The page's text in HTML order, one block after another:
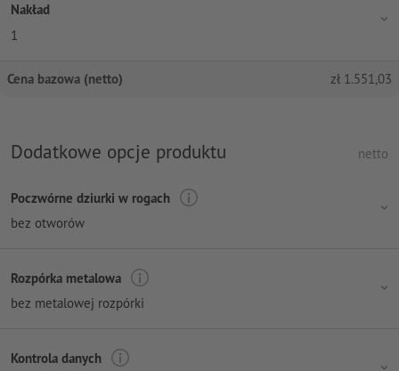
Nakład
1
Cena bazowa (netto) zł 1.551,03
Dodatkowe opcje produktu netto
Poczwórne dziurki w rogach
bez otworów
Rozpórka metalowa
bez metalowej rozpórki
Kontrola danych